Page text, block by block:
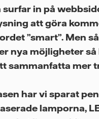
surfar in på
att göra
”smart”. Men
nya möjligheter så
sammanfatta mer
har vi sparat
lamporna,